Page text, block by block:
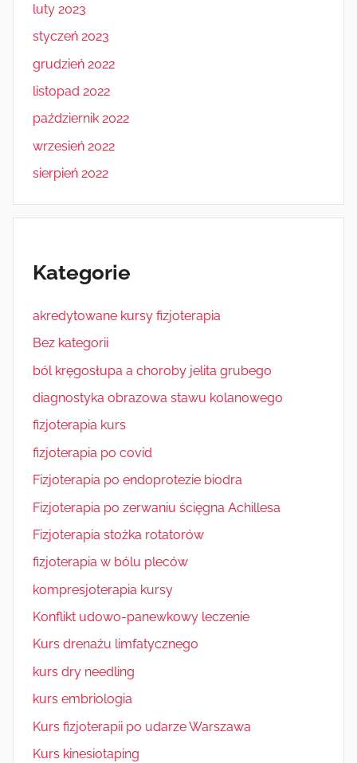
luty 2023
styczeń 2023
grudzień 2022
listopad 2022
październik 2022
wrzesień 2022
sierpień 2022
Kategorie
akredytowane kursy fizjoterapia
Bez kategorii
ból kręgosłupa a choroby jelita grubego
diagnostyka obrazowa stawu kolanowego
fizjoterapia kurs
fizjoterapia po covid
Fizjoterapia po endoprotezie biodra
Fizjoterapia po zerwaniu ścięgna Achillesa
Fizjoterapia stożka rotatorów
fizjoterapia w bólu pleców
kompresjoterapia kursy
Konflikt udowo-panewkowy leczenie
Kurs drenażu limfatycznego
kurs dry needling
kurs embriologia
Kurs fizjoterapii po udarze Warszawa
Kurs kinesiotaping